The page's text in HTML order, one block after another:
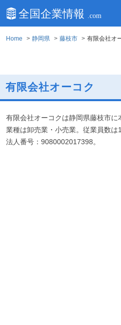
Home 静岡県 藤枝市 有限会社オ
有限会社オーコク
有限会社オーコクは静岡県藤枝市に
業種は卸売業・小売業。従業員数は
法人番号：9080002017398。